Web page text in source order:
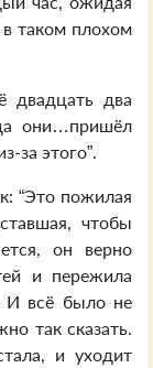
таком плохом
двадцать два
они…пришёл
за этого”.
“Это пожилая
чтобы
он верно
и пережила
И всё было не
так сказать.
и уходит